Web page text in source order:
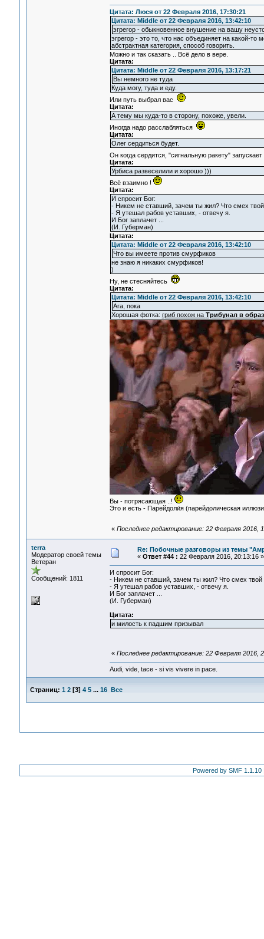
Цитата: Люся от 22 Февраля 2016, 17:30:21
Цитата: Middle от 22 Февраля 2016, 13:42:10
эгрегор - обыкновенное внушение на вашу
эгрегор - это то, что нас объединяет на какой-
абстрактная категория, способ говорить.
Можно и так сказать .. Всё дело в вере.
Цитата:
Цитата: Middle от 22 Февраля 2016, 13:17:21
Вы немного не туда
Куда могу, туда и еду.
Или путь выбрал вас
Цитата:
А тему мы куда-то в сторону, похоже, увели.
Иногда надо расслабляться
Цитата:
Олег сердиться будет.
Он когда сердится, "сигнальную ракету"
Цитата:
Урбиса развеселили и хорошо )))
Всё взаимно !
Цитата:
И спросит Бог:
- Никем не ставший, зачем ты жил? Что смех твой
- Я утешал рабов уставших, - отвечу я.
И Бог заплачет ...
(И. Губерман)
Цитата:
Цитата: Middle от 22 Февраля 2016, 13:42:10
Что вы имеете против смурфиков
не знаю я никаких смурфиков!
)
Ну, не стесняйтесь
Цитата:
Цитата: Middle от 22 Февраля 2016, 13:42:10
Ага, пока
Хорошая фотка: гриб похож на Трибунал в
Вы - потрясающая ..!
Это и есть - Парейдоли́я (парейдолическая
« Последнее редактирование: 22 Февраля 2016,
terra
Модератор своей темы
Ветеран
Сообщений: 1811
Re: Побочные разговоры из темы
« Ответ #44 : 22 Февраля 2016, 20:13:16 »
И спросит Бог:
- Никем не ставший, зачем ты жил? Что смех твой
- Я утешал рабов уставших, - отвечу я.
И Бог заплачет ...
(И. Губерман)
Цитата:
и милость к падшим призывал
« Последнее редактирование: 22 Февраля 2016,
Audi, vide, tace - si vis vivere in pace.
Страниц: 1 2[3] 4 5 ... 16 Все
Powered by SMF 1.1.10